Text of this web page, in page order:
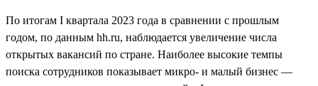
По итогам I квартала 2023 года в сравнении с прошлым
годом, по данным hh.ru, наблюдается увеличение числа
открытых вакансий по стране. Наиболее высокие темпы
поиска сотрудников показывает микро- и малый бизнес —